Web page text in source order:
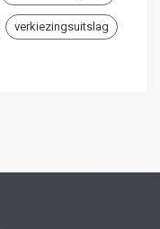
verkiezingsuitslag